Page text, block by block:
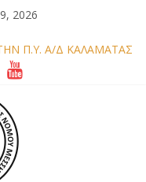
2026
Π.Υ. Α/Δ ΚΑΛΑΜΑΤΑΣ
ΜΕ ΟΡΓΑΝΙΚΕΣ
ΣΕ ΥΠΗΡΕΣΙΕΣ ΚΑΙ
ΣΩΜΑΤΕΙΟΥ